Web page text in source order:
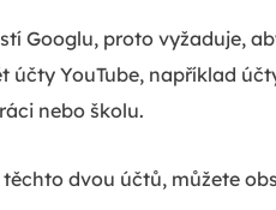
Googlu, proto vyžaduje,
účty YouTube, například
nebo školu.
dvou účtů, můžete